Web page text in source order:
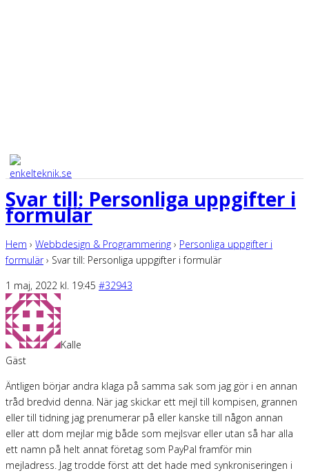
Svar till: Personliga uppgifter i
formulär
Hem › Webbdesign & Programmering › Personliga uppgifter i
formulär › Svar till: Personliga uppgifter i formulär
1 maj, 2022 kl. 19:45 #32943
Kalle
Gäst
Äntligen börjar andra klaga på samma sak som jag gör i en annan
tråd bredvid denna. När jag skickar ett mejl till kompisen, grannen
eller till tidning jag prenumerar på eller kanske till någon annan
eller att dom mejlar mig både som mejlsvar eller utan så har alla
ett namn på helt annat företag som PayPal framför min
mejladress. Jag trodde först att det hade med synkroniseringen i